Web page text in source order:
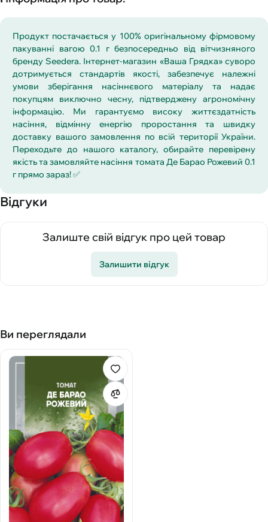
Продукт постачається у 100% оригінальному фірмовому
пакуванні вагою 0.1 г безпосередньо від вітчизняного
бренду Seedera. Інтернет-магазин «Ваша Грядка» суворо
дотримується стандартів якості, забезпечує належні
умови зберігання насіннєвого матеріалу та надає
покупцям виключно чесну, підтверджену агрономічну
інформацію. Ми гарантуємо високу життєздатність
насіння, відмінну енергію проростання та швидку
доставку вашого замовлення по всій території України.
Переходьте до нашого каталогу, обирайте перевірену
якість та замовляйте насіння томата Де Барао Рожевий 0.1
г прямо зараз! ✅
Відгуки
Залиште свій відгук про цей товар
Залишити відгук
Ви переглядали